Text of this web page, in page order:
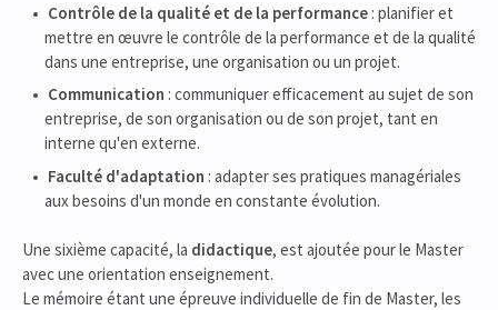
Contrôle de la qualité et de la performance : planifier et
mettre en œuvre le contrôle de la performance et de la qualité
dans une entreprise, une organisation ou un projet.
Communication : communiquer efficacement au sujet de son
entreprise, de son organisation ou de son projet, tant en
interne qu'en externe.
Faculté d'adaptation : adapter ses pratiques managériales
aux besoins d'un monde en constante évolution.
Une sixième capacité, la didactique, est ajoutée pour le Master
avec une orientation enseignement.
Le mémoire étant une épreuve individuelle de fin de Master, les